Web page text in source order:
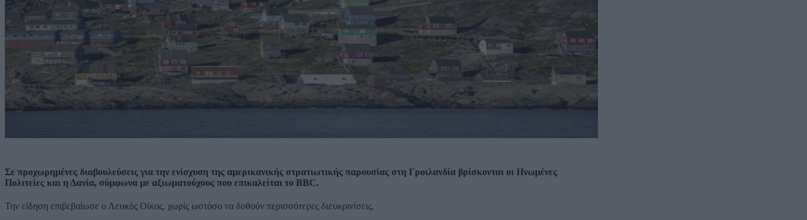
Σε προχωρημένες διαβουλεύσεις για την ενίσχυση της αμερικανικής στρατιωτικής παρουσίας στη Γροιλανδία βρίσκονται οι Ηνωμένες
Πολιτείες και η Δανία, σύμφωνα με αξιωματούχους που επικαλείται το BBC.
Την είδηση επιβεβαίωσε ο Λευκός Οίκος, χωρίς ωστόσο να δοθούν περισσότερες διευκρινίσεις.